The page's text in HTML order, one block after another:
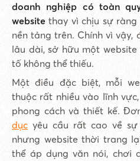
doanh nghiệp có toàn
website thay vì chịu sự
nền tảng trên. Chính vì
lâu dài, sở hữu một
tố không thể thiếu.
Một điều đặc biệt, mỗi
thuộc rất nhiều vào lĩnh
phong cách và thiết kế.
dục yêu cầu rất cao về
nhưng website thời trang
thể áp dụng văn nói, chơi